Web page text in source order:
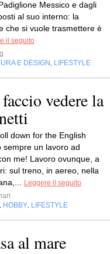
Messico e dagli
al suo interno: la
che si vuole trasmettere è
il seguito
E DESIGN LIFESTYLE
vedere la
down for the English
sempre un lavoro ad
me! Lavoro ovunque, a
sul treno, in aereo, nella
Leggere il seguito
HOBBY LIFESTYLE
al mare